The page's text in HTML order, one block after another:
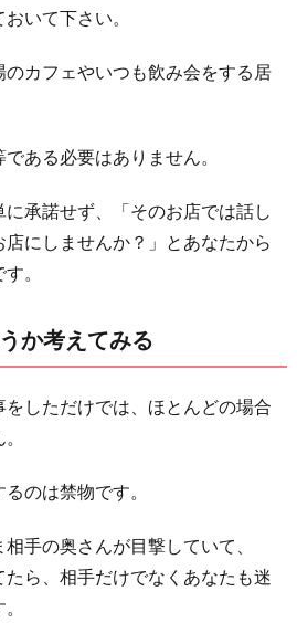
いて下さい。
カフェやいつも飲み会をする居
ある必要はありません。
承諾せず、「そのお店では話し
にしませんか？」とあなたから
。
か考えてみる
しただけでは、ほとんどの場合
のは禁物です。
手の奥さんが目撃していて、
たら、相手だけでなくあなたも迷